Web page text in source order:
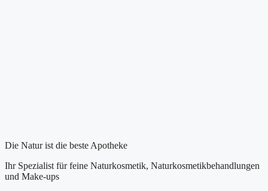
Die Natur ist die beste Apotheke
Ihr Spezialist für feine Naturkosmetik, Naturkosmetikbehandlungen
und Make-ups